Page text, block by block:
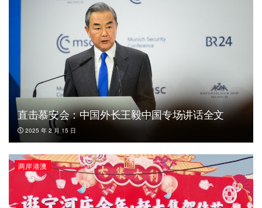
直击慕安会：中国外长王毅中国专场讲话全文
2025 年 2 月 15 日
两岸港澳